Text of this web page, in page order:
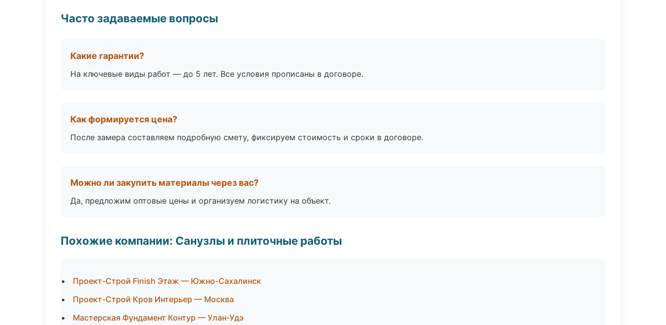
Часто задаваемые вопросы
Какие гарантии?
На ключевые виды работ — до 5 лет. Все условия прописаны в договоре.
Как формируется цена?
После замера составляем подробную смету, фиксируем стоимость и сроки в договоре.
Можно ли закупить материалы через вас?
Да, предложим оптовые цены и организуем логистику на объект.
Похожие компании: Санузлы и плиточные работы
Проект-Строй Finish Этаж — Южно-Сахалинск
Проект-Строй Кров Интерьер — Москва
Мастерская Фундамент Контур — Улан-Удэ